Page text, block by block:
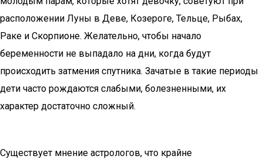
расположении Луны в Деве, Козероге, Тельце, Рыбах,
Раке и Скорпионе. Желательно, чтобы начало
беременности не выпадало на дни, когда будут
происходить затмения спутника. Зачатые в такие периоды
дети часто рождаются слабыми, болезненными, их
характер достаточно сложный.
Существует мнение астрологов, что крайне